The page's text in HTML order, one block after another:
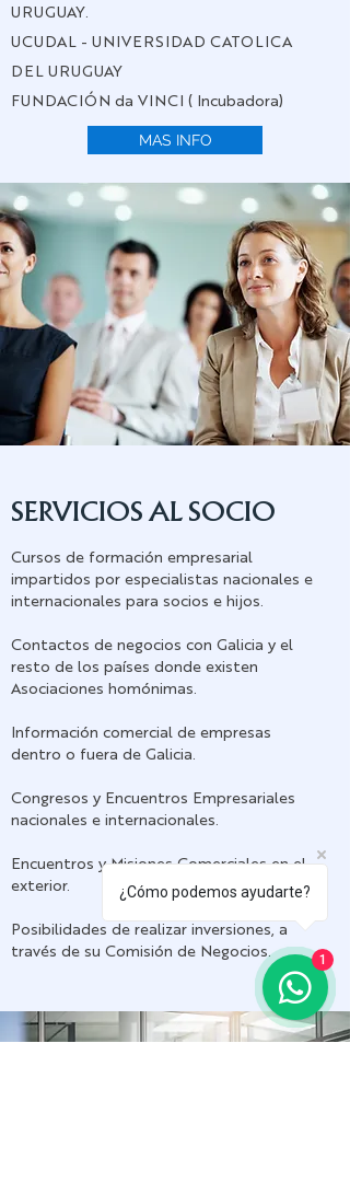
URUGUAY.
UCUDAL - UNIVERSIDAD CATOLICA
DEL URUGUAY
FUNDACIÓN da VINCI ( Incubadora)
MAS INFO
SERVICIOS AL SOCIO
Cursos de formación empresarial
impartidos por especialistas nacionales e
internacionales para socios e hijos.
Contactos de negocios con Galicia y el
resto de los países donde existen
Asociaciones homónimas.
Información comercial de empresas
dentro o fuera de Galicia.
Congresos y Encuentros Empresariales
nacionales e internacionales.
Encuentros y Misiones Comerciales en el
exterior.
Posibilidades de realizar inversiones, a
través de su Comisión de Negocios.
¿Cómo podemos ayudarte?
1